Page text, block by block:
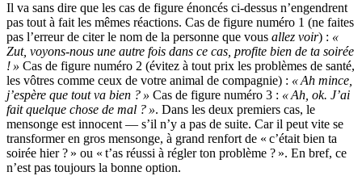
Il va sans dire que les cas de figure énoncés ci-dessus n’engendrent
pas tout à fait les mêmes réactions. Cas de figure numéro 1 (ne faites
pas l’erreur de citer le nom de la personne que vous allez voir) : «
Zut, voyons-nous une autre fois dans ce cas, profite bien de ta soirée
! » Cas de figure numéro 2 (évitez à tout prix les problèmes de santé,
les vôtres comme ceux de votre animal de compagnie) : « Ah mince,
j’espère que tout va bien ? » Cas de figure numéro 3 : « Ah, ok. J’ai
fait quelque chose de mal ? ». Dans les deux premiers cas, le
mensonge est innocent — s’il n’y a pas de suite. Car il peut vite se
transformer en gros mensonge, à grand renfort de « c’était bien ta
soirée hier ? » ou « t’as réussi à régler ton problème ? ». En bref, ce
n’est pas toujours la bonne option.